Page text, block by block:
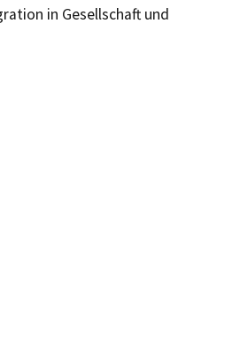
in Gesellschaft und